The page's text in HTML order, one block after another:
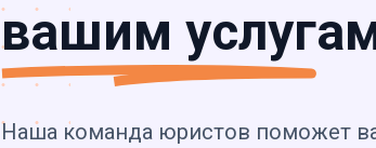
вашим
Наша команда юристов поможет